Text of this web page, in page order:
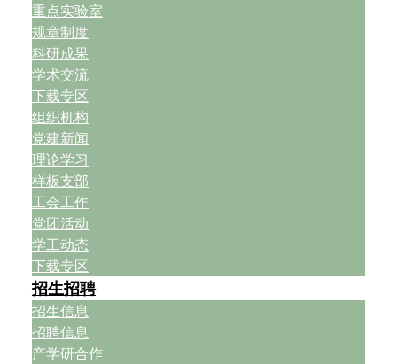
重点实验室
规章制度
科研成果
学术交流
下载专区
组织机构
党建新闻
理论学习
样板支部
工会工作
党团活动
学工动态
下载专区
招生招聘
招生信息
招聘信息
产学研合作